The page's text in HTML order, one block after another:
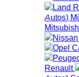
Autos)
Renault